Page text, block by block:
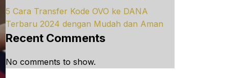
5 Cara Transfer Kode OVO ke DANA
Terbaru 2024 dengan Mudah dan Aman
Recent Comments
No comments to show.